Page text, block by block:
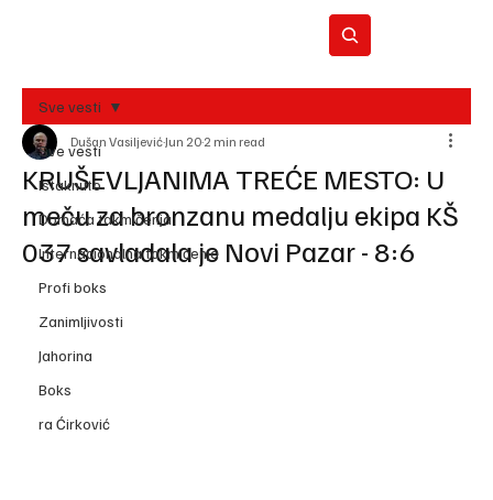
REC
Sve vesti
Istaknuto
Domaća takmičenja
Internacionalna takmičenja
Profi boks
Zanimljivosti
Jahorina
Boks
ra Ćirković
Sve vesti
KRUŠEVLJANIMA TREĆE MESTO: U
meču za bronzanu medalju ekipa KŠ
037 savladala je Novi Pazar - 8:6
Dušan VasiljevićJun 20 2 min read